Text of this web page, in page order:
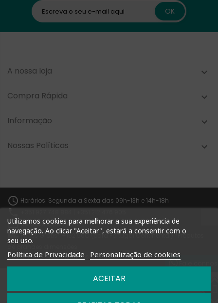
Utilizamos cookies para melhorar a sua experiência de
navegação. Ao clicar "Aceitar", estará a consentir com o
seu uso.
Política de Privacidade Personalização de cookies
ACEITAR
A nossa loja 
Compra Rápida 
Informação 
Nossas Políticas 
 Horários: Segunda a Sexta das 09h-13h e 14h-18h

geral@shoptimm.pt
Portes Grátis* +162.50€ (para Portugal Continental) *Produtos
podem não estar incluídos nesta oferta